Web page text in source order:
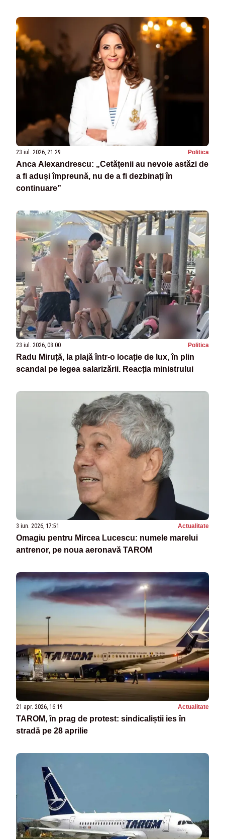
23 iul. 2026, 21:29 Politica
Anca Alexandrescu: „Cetățenii au nevoie astăzi de
a fi aduși împreună, nu de a fi dezbinați în
continuare”
23 iul. 2026, 08:00 Politica
Radu Miruță, la plajă într-o locație de lux, în plin
scandal pe legea salarizării. Reacția ministrului
3 iun. 2026, 17:51 Actualitate
Omagiu pentru Mircea Lucescu: numele marelui
antrenor, pe noua aeronavă TAROM
21 apr. 2026, 16:19 Actualitate
TAROM, în prag de protest: sindicaliștii ies în
stradă pe 28 aprilie